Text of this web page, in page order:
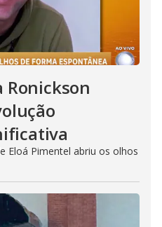
Ronickson
Eloá Pimentel abriu os olhos